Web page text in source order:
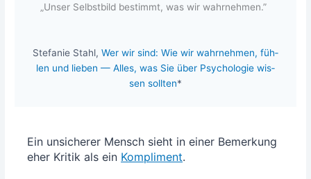
„ Unser Selbstbild bestimmt, was wir wahrnehmen.”
Ste­fa­nie Stahl, Wer wir sind: Wie wir wahr­neh­men, füh­
len und lie­ben — Alles, was Sie über Psy­cho­lo­gie wis­
sen soll­ten*
Ein unsi­che­rer Mensch sieht in einer Bemer­kung
eher Kri­tik als ein Kom­pli­ment.